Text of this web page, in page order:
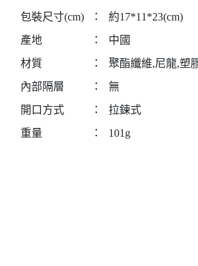
包裝尺寸(cm)
：
約17*11*23(cm)
產地
：
中國
材質
：
聚酯纖維,尼龍,塑
內部隔層
：
無
開口方式
：
拉鍊式
重量
： 101g